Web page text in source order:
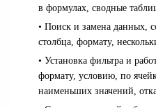
в формулах, сводные
• Поиск и замена данных,
столбца, формату,
• Установка фильтра и
формату, условию, по
наименьших значений,